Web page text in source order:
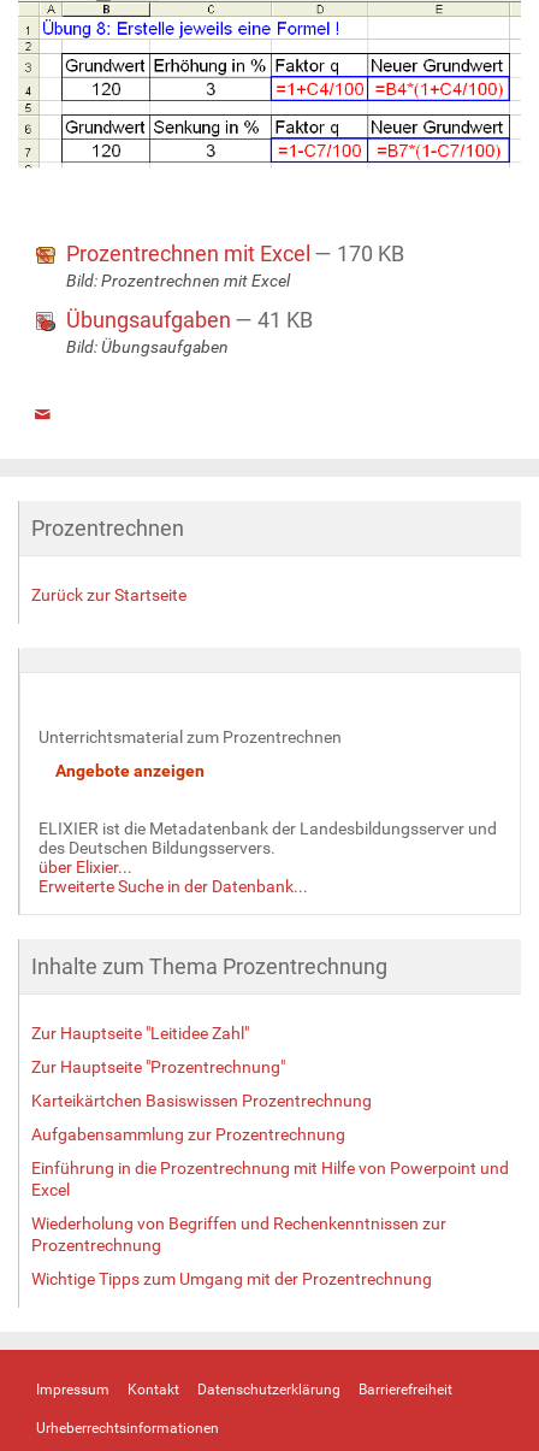
Prozentrechnen mit Excel — 170 KB
Bild: Prozentrechnen mit Excel
Übungsaufgaben — 41 KB
Bild: Übungsaufgaben
Prozentrechnen
Zurück zur Startseite
Unterrichtsmaterial zum Prozentrechnen
ELIXIER ist die Metadatenbank der Landesbildungsserver und
des Deutschen Bildungsservers.
über Elixier...
Erweiterte Suche in der Datenbank...
Inhalte zum Thema Prozentrechnung
Zur Hauptseite "Leitidee Zahl"
Zur Hauptseite "Prozentrechnung"
Karteikärtchen Basiswissen Prozentrechnung
Aufgabensammlung zur Prozentrechnung
Einführung in die Prozentrechnung mit Hilfe von Powerpoint und
Excel
Wiederholung von Begriffen und Rechenkenntnissen zur
Prozentrechnung
Wichtige Tipps zum Umgang mit der Prozentrechnung
Impressum Kontakt Datenschutzerklärung Barrierefreiheit
Urheberrechtsinformationen